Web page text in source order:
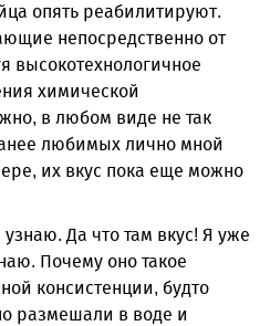
опять реабилитируют.
непосредственно от
высокотехнологичное
химической
в любом виде не так
любимых лично мной
их вкус пока еще можно
Да что там вкус! Я уже
Почему оно такое
консистенции, будто
размешали в воде и